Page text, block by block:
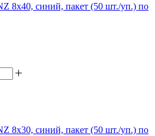
8х40, синий, пакет (50 шт./уп.) по
8х30, синий, пакет (50 шт./уп.) по